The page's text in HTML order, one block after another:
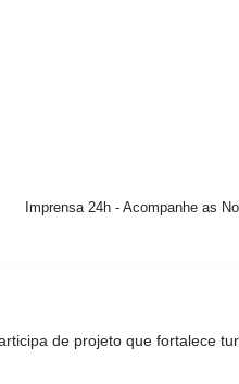
Imprensa 24h - Acompanhe as
de projeto que fortalece